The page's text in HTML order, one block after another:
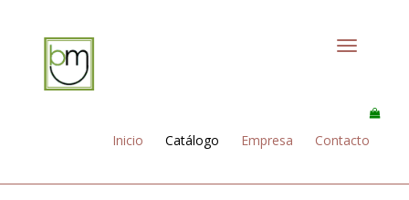
Toggle
Inicio Catálogo Empresa Contacto